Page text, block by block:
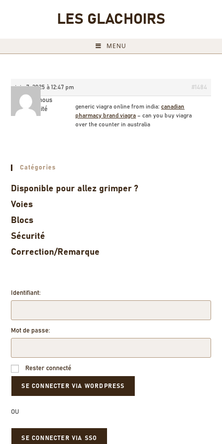
LES GLACHOIRS
MENU
juin 7, 2025 à 12:47 pm #1484
Billyamous
Invité
generic viagra online from india:canadian
pharmacy brand viagra – can you buy viagra
over the counter in australia
Catégories
Disponible pour allez grimper ?
Voies
Blocs
Sécurité
Correction/Remarque
Identifiant:
Mot de passe:
Rester connecté
OU
SE CONNECTER VIA SSO